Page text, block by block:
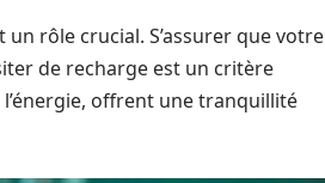
rôle crucial. S’assurer que votre
de recharge est un critère
offrent une tranquillité